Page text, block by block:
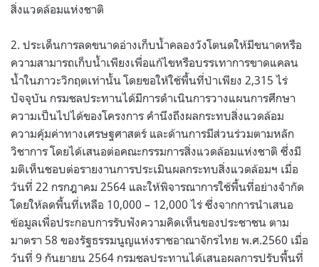
สิ่งแวดล้อมแห่งชาติ
2. ประเด็นการลดขนาดอ่างเก็บน้ำคลองวังโตนดให้มีขนาดหรือ
ความสามารถเก็บน้ำเพียงเพื่อแก้ไขหรือบรรเทาการขาดแคลน
น้ำในภาวะวิกฤตเท่านั้น โดยขอให้ใช้พื้นที่ป่าเพียง 2,315 ไร่
ปัจจุบัน กรมชลประทานได้มีการดำเนินการวางแผนการศึกษา
ความเป็นไปได้ของโครงการ คำนึงถึงผลกระทบสิ่งแวดล้อม
ความคุ้มค่าทางเศรษฐศาสตร์ และด้านการมีส่วนร่วมตามหลัก
วิชาการ โดยได้เสนอต่อคณะกรรมการสิ่งแวดล้อมแห่งชาติ ซึ่งมี
มติเห็นชอบต่อรายงานการประเมินผลกระทบสิ่งแวดล้อมฯ เมื่อ
วันที่ 22 กรกฎาคม 2564 และให้พิจารณาการใช้พื้นที่อย่างจำกัด
โดยให้ลดพื้นที่เหลือ 10,000 – 12,000 ไร่ ซึ่งจากการนำเสนอ
ข้อมูลเพื่อประกอบการรับฟังความคิดเห็นของประชาชน ตาม
มาตรา 58 ของรัฐธรรมนูญแห่งราชอาณาจักรไทย พ.ศ.2560 เมื่อ
วันที่ 9 กันยายน 2564 กรมชลประทานได้เสนอผลการปรับพื้นที่